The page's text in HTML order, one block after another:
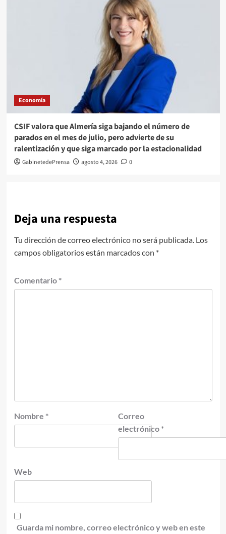
Economía
CSIF valora que Almería siga bajando el número de
parados en el mes de julio, pero advierte de su
ralentización y que siga marcado por la estacionalidad
GabinetedePrensa agosto 4, 2026 0
Deja una respuesta
Tu dirección de correo electrónico no será publicada. Los
campos obligatorios están marcados con *
Comentario *
Nombre *
Correo
electrónico *
Web
Guarda mi nombre, correo electrónico y web en este